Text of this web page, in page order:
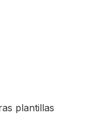
plantillas